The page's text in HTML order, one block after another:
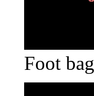
Foot bag